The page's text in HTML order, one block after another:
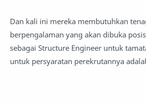
Dan kali ini mereka membutuhkan
berpengalaman yang akan dibuka
sebagai Structure Engineer untuk
untuk persyaratan perekrutannya